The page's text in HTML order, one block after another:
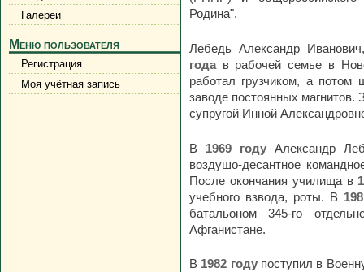
Галереи
Меню пользователя
Регистрация
Моя учётная запись
Родина".
Лебедь Александр
года в рабочей семье в
работал грузчиком, а
заводе постоянных
супругой Инной
В 1969 году Александр
воздушо-десантное
После окончания училища в
учебного взвода, роты. В
батальоном 345-го
Афганистане.
В 1982 годупоступил в